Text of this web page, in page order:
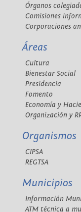
Órganos
Comisiones
Corporaciones
Áreas
Cultura
Bienestar Social
Presidencia
Fomento
Economía y
Organización y
Organismos
CIPSA
REGTSA
Municipios
Información
ATM técnica a